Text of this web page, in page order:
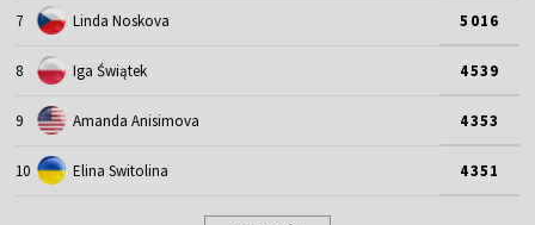
7 Linda Noskova 5016
8 Iga Świątek 4539
9 Amanda Anisimova 4353
10 Elina Switolina 4351